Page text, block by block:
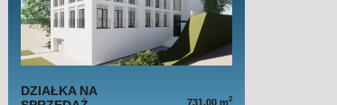
DZIAŁKA NA
731,00 m2